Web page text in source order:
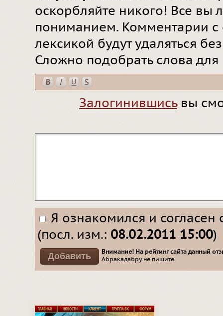
оскорбляйте никого! Все вы
пониманием. Комментарии
лексикой будут удаляться
Сложно подобрать слова
Залогинившисьвы
Я ознакомился и согласен
(посл. изм.: 08.02.2011 15:00)
Внимание! На рейтинг сайта данный
Абракадабру не пишите.